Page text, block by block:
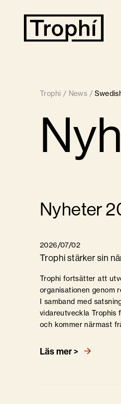
Trophi / News /
Nyheter
2026/07/02
Trophi stärker sin
Trophi fortsätter att
organisationen genom
I samband med
vidareutveckla Trophis
och kommer närmast
Läs mer >